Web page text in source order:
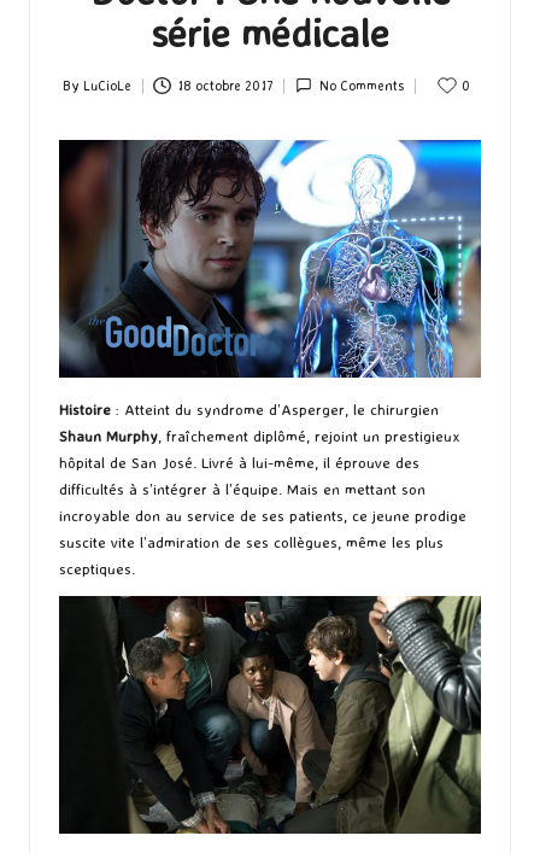
série médicale
Posted
By LuCioLe 18 octobre 2017 No Comments 0
Histoire : Atteint du syndrome d’Asperger, le chirurgien
Shaun Murphy, fraîchement diplômé, rejoint un prestigieux
hôpital de San José. Livré à lui-même, il éprouve des
difficultés à s’intégrer à l’équipe. Mais en mettant son
incroyable don au service de ses patients, ce jeune prodige
suscite vite l’admiration de ses collègues, même les plus
sceptiques.